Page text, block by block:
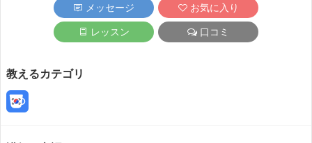
メッセージ お気に入り
レッスン 口コミ
教えるカテゴリ